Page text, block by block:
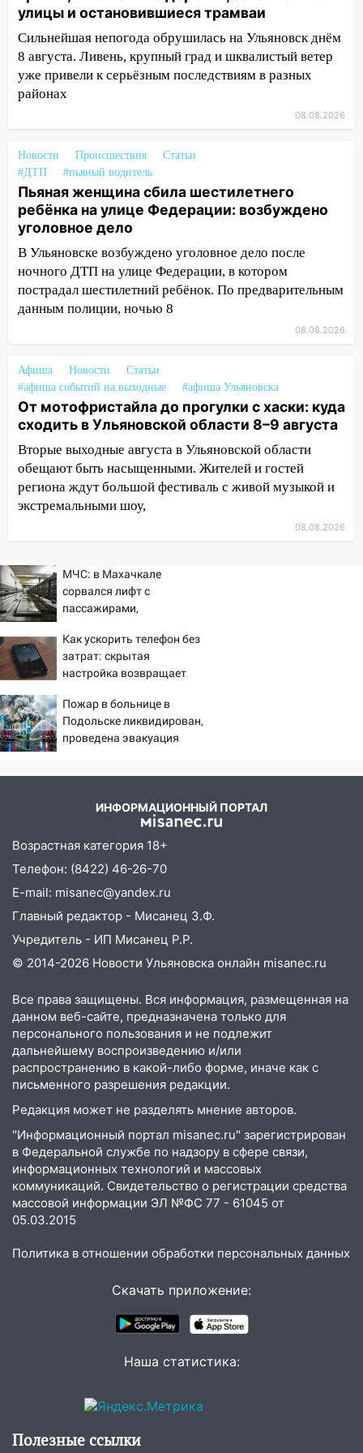
пешеходы. Обзор крупных аварий в
Ульяновской области
08:30 Поджог со свечой, 16 сгоревших
домов и выстрел за водку
06:45
Императорский мост в
Ульяновске останется закрытым до
утра 10 августа
05:18 Судьба готовит сюрприз: гороскоп
на 8 августа — кому повезет с
деньгами, а кого ждет неожиданная
встреча
04:47 В Ульяновской области объявили
ракетную опасность: звучат сирены
20:40
Ульяновские аграрии смогут
купить тракторы с отсрочкой платежа
до декабря
19:34
состоялось торжественное
мероприятие, приуроченное к
празднованию Дня сотрудника органов
следствия Российской Федерации
на фестивале «ФормАРТ»
18:11
Ульяновская область стала
пилотным регионом проекта
«Культурное долголетие»
17:23
Прогноз погоды в Ульяновской
17:16
В реанимацию Ульяновской
областной больницы поступили шесть
новых аппаратов ИВЛ
ремонтируют дороги, ставят остановки
и проводят новое освещение
16:35 В Ульяновске установили ещё
девять бункеров для крупногабаритного
мусора
16:26 В Ульяновске бесплатно покажут
матч «Волги» под открытым небом
16:12 В Ульяновском госуниверситете
цифровой ПЦР
15:47 Ульяновцы могут вернуть деньги
за абонементы закрывшегося фитнес-
клуба «Рекорд-Fitness»
15:34 После вмешательства
прокуратуры в селах Ульяновской
области привели в порядок детские
площадки
15:27 Прокуратура проверяет
капремонт школы в селе Кивать
15:08 В Кузоватово после прокурорской
проверки обновили разметку на
пешеходных переходах
На проспекте Гая в Ульяновске
запретили остановку автомобилей на
50-метровом участке
В Новом городе 8 августа пройдет
мотофристайлом и концертом
«Мураками»
14:04 Жару смоет ливнями: прогноз
улицы и остановившиеся трамваи
Сильнейшая непогода обрушилась на Ульяновск днём
8 августа. Ливень, крупный град и шквалистый ветер
уже привели к серьёзным последствиям в разных
районах
08.08.2026
Новости Происшествия
Статьи
#ДТП
#пьяный водитель
Пьяная женщина сбила шестилетнего
ребёнка на улице Федерации: возбуждено
уголовное дело
В Ульяновске возбуждено уголовное дело после
ночного ДТП на улице Федерации, в котором
пострадал шестилетний ребёнок. По предварительным
данным полиции, ночью 8
08.08.2026
Афиша Новости
Статьи
#афиша событий на выходные
#афиша Ульяновска
От мотофристайла до прогулки с хаски: куда
сходить в Ульяновской области 8–9 августа
Вторые выходные августа в Ульяновской области
обещают быть насыщенными. Жителей и гостей
региона ждут большой фестиваль с живой музыкой и
экстремальными шоу,
08.08.2026
МЧС: в Махачкале
сорвался лифт с
пассажирами,
человека
Как ускорить телефон без
затрат: скрытая
настройка возвращает
Пожар в больнице в
Подольске ликвидирован,
проведена эвакуация
ИНФОРМАЦИОННЫЙ ПОРТАЛ
Возрастная категория 18+
Телефон: (8422) 46-26-70
E-mail: misanec@yandex.ru
Главный редактор - Мисанец З.Ф.
Учредитель - ИП Мисанец Р.Р.
© 2014-2026 Новости Ульяновска онлайн misanec.ru
Все права защищены. Вся информация, размещенная на
данном веб-сайте, предназначена только для
персонального пользования и не подлежит
дальнейшему воспроизведению и/или
распространению в какой-либо форме, иначе как с
письменного разрешения редакции.
Редакция может не разделять мнение авторов.
"Информационный портал misanec.ru" зарегистрирован
в Федеральной службе по надзору в сфере связи,
информационных технологий и массовых
коммуникаций. Свидетельство о регистрации средства
массовой информации ЭЛ №ФС 77 - 61045 от
05.03.2015
Политика в отношении обработки персональных данных
Скачать приложение:
Наша статистика:
Полезные ссылки